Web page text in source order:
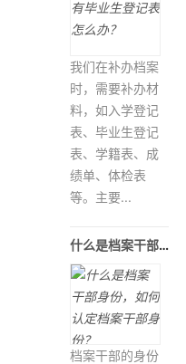
我们在补办档案
时，需要补办材
料，如入学登记
表、毕业生登记
表、学籍表、成
绩单、体检表
等。主要...
什么是档案干部身份，如何认定档案干
档案干部的身份